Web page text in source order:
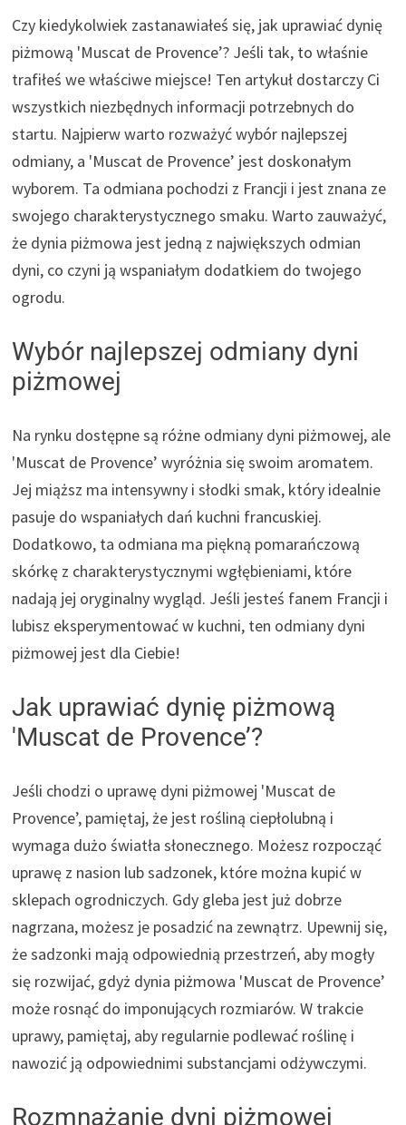
Czy kiedykolwiek zastanawiałeś się, jak uprawiać dynię
piżmową 'Muscat de Provence’? Jeśli tak, to właśnie
trafiłeś we właściwe miejsce! Ten artykuł dostarczy Ci
wszystkich niezbędnych informacji potrzebnych do
startu. Najpierw warto rozważyć wybór najlepszej
odmiany, a 'Muscat de Provence’ jest doskonałym
wyborem. Ta odmiana pochodzi z Francji i jest znana ze
swojego charakterystycznego smaku. Warto zauważyć,
że dynia piżmowa jest jedną z największych odmian
dyni, co czyni ją wspaniałym dodatkiem do twojego
ogrodu.
Wybór najlepszej odmiany dyni
piżmowej
Na rynku dostępne są różne odmiany dyni piżmowej, ale
'Muscat de Provence’ wyróżnia się swoim aromatem.
Jej miąższ ma intensywny i słodki smak, który idealnie
pasuje do wspaniałych dań kuchni francuskiej.
Dodatkowo, ta odmiana ma piękną pomarańczową
skórkę z charakterystycznymi wgłębieniami, które
nadają jej oryginalny wygląd. Jeśli jesteś fanem Francji i
lubisz eksperymentować w kuchni, ten odmiany dyni
piżmowej jest dla Ciebie!
Jak uprawiać dynię piżmową
'Muscat de Provence’?
Jeśli chodzi o uprawę dyni piżmowej 'Muscat de
Provence’, pamiętaj, że jest rośliną ciepłolubną i
wymaga dużo światła słonecznego. Możesz rozpocząć
uprawę z nasion lub sadzonek, które można kupić w
sklepach ogrodniczych. Gdy gleba jest już dobrze
nagrzana, możesz je posadzić na zewnątrz. Upewnij się,
że sadzonki mają odpowiednią przestrzeń, aby mogły
się rozwijać, gdyż dynia piżmowa 'Muscat de Provence’
może rosnąć do imponujących rozmiarów. W trakcie
uprawy, pamiętaj, aby regularnie podlewać roślinę i
nawozić ją odpowiednimi substancjami odżywczymi.
Rozmnażanie dyni piżmowej